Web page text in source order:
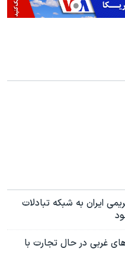
ایران به شبکه تبادلات
غربی در حال تجارت با